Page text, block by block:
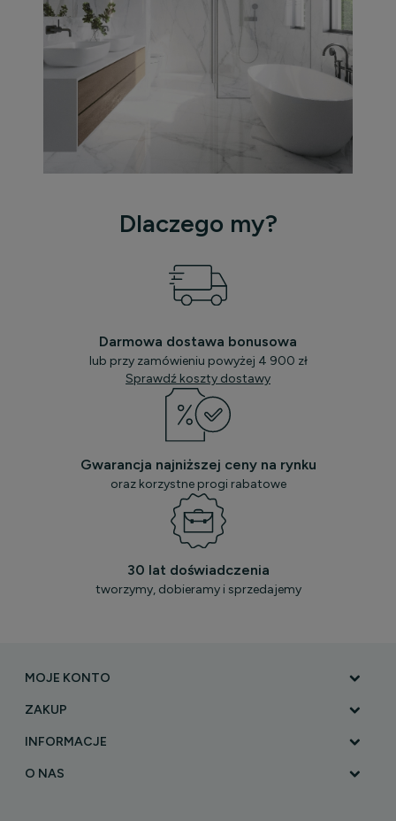
Dlaczego my?
Darmowa dostawa bonusowa
lub przy zamówieniu powyżej 4 900 zł
Sprawdź koszty dostawy
Gwarancja najniższej ceny na rynku
oraz korzystne progi rabatowe
30 lat doświadczenia
tworzymy, dobieramy i sprzedajemy
MOJE KONTO
ZAKUP
INFORMACJE
O NAS